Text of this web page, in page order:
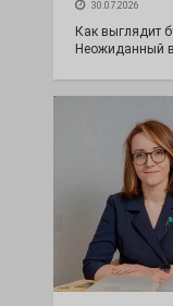
30.07.2026
Как выглядит
Неожиданный